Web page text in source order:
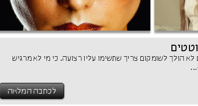
הולך לשומקום צריך שתשימו עליו רצועה. כי מי לא מרגיש
...
לכתבה המלאה